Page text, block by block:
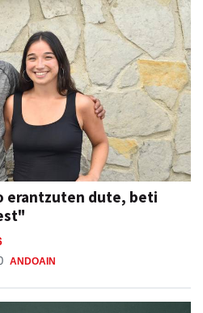
erantzuten dute, beti
ANDOAIN